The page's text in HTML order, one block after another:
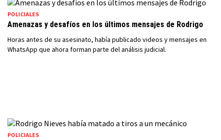
POLICIALES
Amenazas y desafíos en los últimos mensajes de Rodrigo
Horas antes de su asesinato, había publicado videos y mensajes en
WhatsApp que ahora forman parte del análisis judicial.
POLICIALES